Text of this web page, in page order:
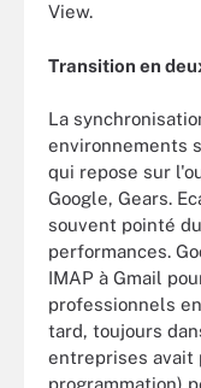
View.
Transition en
La
environnements
qui repose sur
Google, Gears.
souvent pointé
performances.
IMAP à Gmail
professionnels
tard, toujours
entreprises avait
programmation)